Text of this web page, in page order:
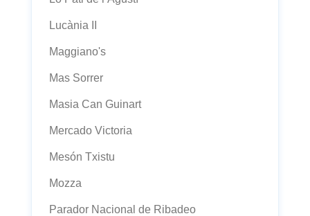
Lucània II
Maggiano's
Mas Sorrer
Masia Can Guinart
Mercado Victoria
Mesón Txistu
Mozza
Parador Nacional de Ribadeo